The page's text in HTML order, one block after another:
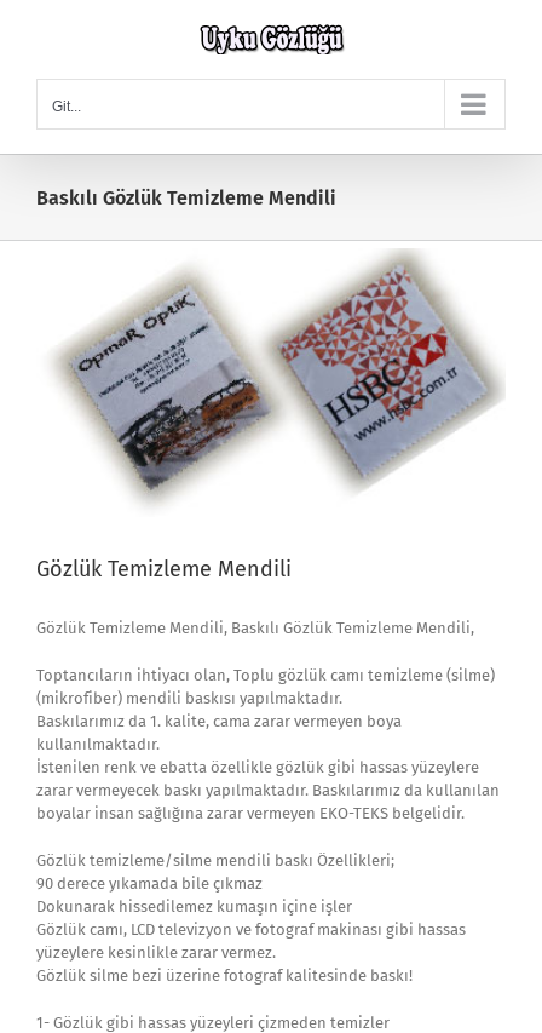
Git...
Baskılı Gözlük Temizleme Mendili
Gözlük Temizleme Mendili
Gözlük Temizleme Mendili, Baskılı Gözlük Temizleme Mendili,
Toptancıların ihtiyacı olan, Toplu gözlük camı temizleme (silme)
(mikrofiber) mendili baskısı yapılmaktadır.
Baskılarımız da 1. kalite, cama zarar vermeyen boya
kullanılmaktadır.
İstenilen renk ve ebatta özellikle gözlük gibi hassas yüzeylere
zarar vermeyecek baskı yapılmaktadır. Baskılarımız da kullanılan
boyalar insan sağlığına zarar vermeyen EKO-TEKS belgelidir.
Gözlük temizleme/silme mendili baskı Özellikleri;
90 derece yıkamada bile çıkmaz
Dokunarak hissedilemez kumaşın içine işler
Gözlük camı, LCD televizyon ve fotograf makinası gibi hassas
yüzeylere kesinlikle zarar vermez.
Gözlük silme bezi üzerine fotograf kalitesinde baskı!
1- Gözlük gibi hassas yüzeyleri çizmeden temizler